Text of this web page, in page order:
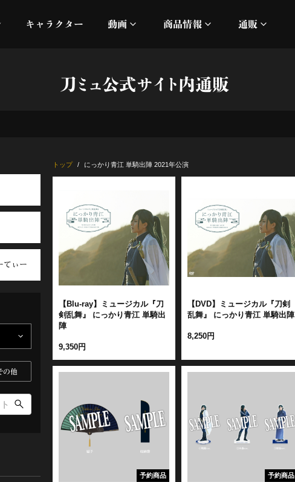
キャラクター 動画
オフィシャルムービー
商品情報
加州清光 単騎出陣 極
十周年記念 乱舞博覧会
目出度歌誉花舞 十周年祝賀祭
通販
刀ミュ公式サイト内通販
てぃー
の他
トップ にっかり青江 単騎出陣 2021年公演
【Blu-ray】ミュージカル『刀
剣乱舞』 にっかり青江 単騎出
陣
9,350円
【DVD】ミュージカル『刀剣
乱舞』 にっかり青江 単騎出陣
8,250円
予約商品 予約商品